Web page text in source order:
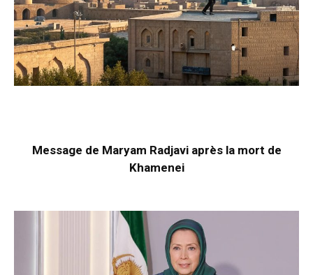
Message de Maryam Radjavi après la mort de
Khamenei